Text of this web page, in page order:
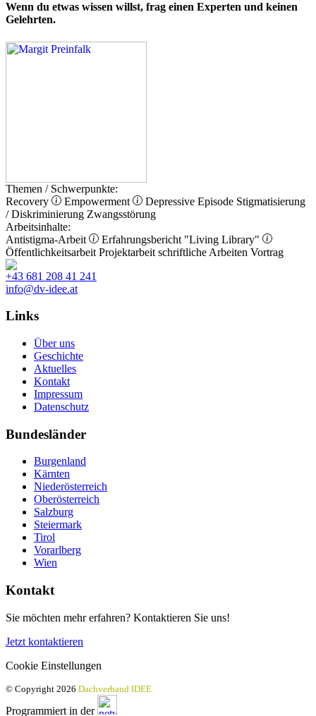
Wenn du etwas wissen willst, frag einen Experten und keinen
Gelehrten.
Themen / Schwerpunkte:
Recovery
Empowerment Depressive Episode Stigmatisierung
/ Diskriminierung Zwangsstörung
Arbeitsinhalte:
Antistigma-Arbeit
Erfahrungsbericht "Living Library"
Öffentlichkeitsarbeit Projektarbeit schriftliche Arbeiten Vortrag
+43 681 208 41 241
info@dv-idee.at
Links
Über uns
Geschichte
Aktuelles
Kontakt
Impressum
Datenschutz
Bundesländer
Burgenland
Kärnten
Niederösterreich
Oberösterreich
Salzburg
Steiermark
Tirol
Vorarlberg
Wien
Kontakt
Sie möchten mehr erfahren? Kontaktieren Sie uns!
Jetzt kontaktieren
Cookie Einstellungen
© Copyright 2026 Dachverband IDEE
Programmiert in der